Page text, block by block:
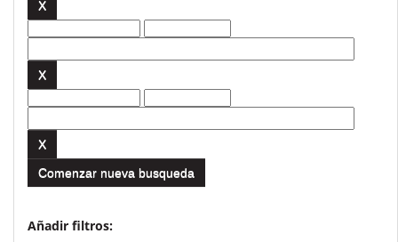
Comenzar nueva busqueda
Añadir filtros: